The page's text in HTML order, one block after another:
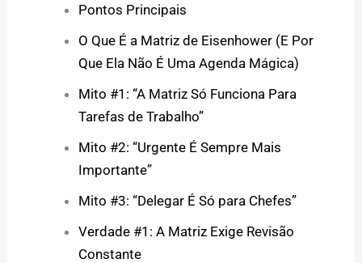
Pontos Principais
O Que É a Matriz de Eisenhower (E Por
Que Ela Não É Uma Agenda Mágica)
Mito #1: “A Matriz Só Funciona Para
Tarefas de Trabalho”
Mito #2: “Urgente É Sempre Mais
Importante”
Mito #3: “Delegar É Só para Chefes”
Verdade #1: A Matriz Exige Revisão
Constante